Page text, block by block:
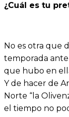
¿Cuál es tu
No es otra que
temporada
que hubo en
Y de hacer de
Norte “la
el tiempo no